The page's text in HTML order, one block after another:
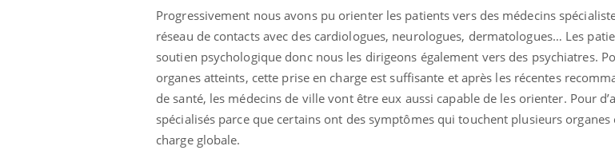
Progressivement nous avons pu orienter les patients vers des médecins
réseau de contacts avec des cardiologues, neurologues, dermatologues… Les
soutien psychologique donc nous les dirigeons également vers des psychiatres.
organes atteints, cette prise en charge est suffisante et après les récentes
de santé, les médecins de ville vont être eux aussi capable de les orienter. Pour
spécialisés parce que certains ont des symptômes qui touchent plusieurs organes
charge globale.